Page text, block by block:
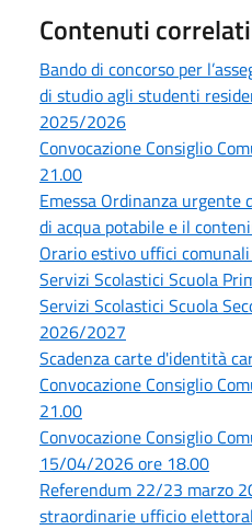
Contenuti correlati
Bando di concorso per
di studio agli studenti
2025/2026
Convocazione Consiglio
21.00
Emessa Ordinanza
di acqua potabile e il
Orario estivo uffici
Servizi Scolastici Scuola
Servizi Scolastici Scuola
2026/2027
Scadenza carte d'identità
Convocazione Consiglio
21.00
Convocazione Consiglio
15/04/2026 ore 18.00
Referendum 22/23 marzo
straordinarie ufficio